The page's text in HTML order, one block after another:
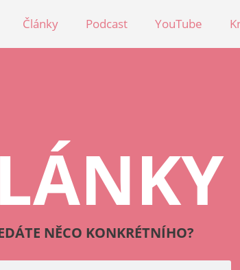
Články Podcast YouTube
NĚCO KONKRÉTNÍHO?